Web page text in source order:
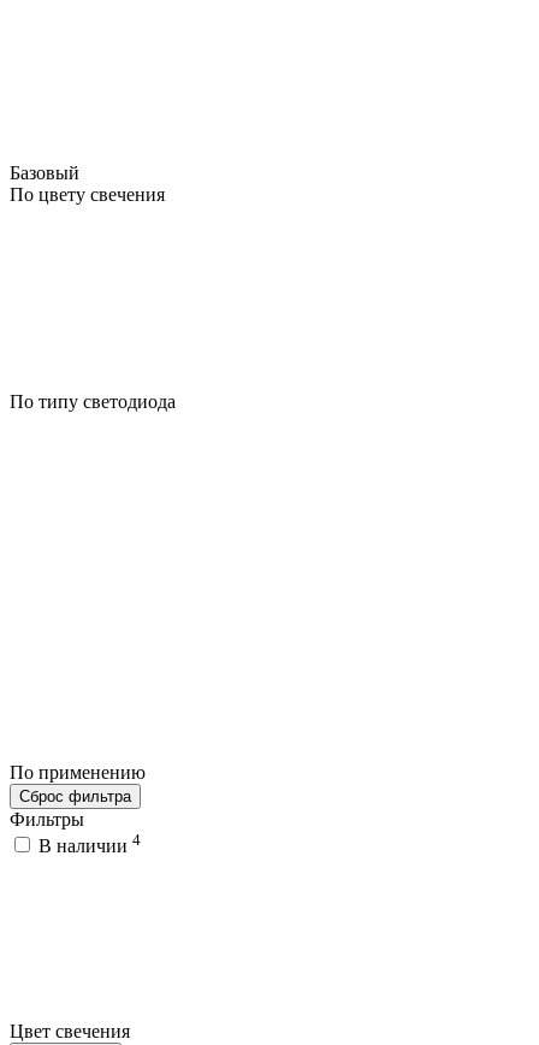
Базовый
По цвету свечения
По типу светодиода
По применению
Сброс фильтра
Фильтры
В наличии 4
Цвет свечения